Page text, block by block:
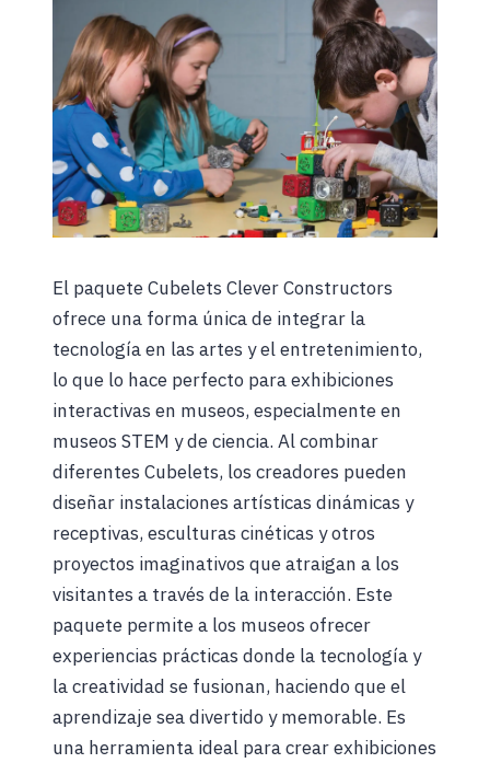
El paquete Cubelets Clever Constructors
ofrece una forma única de integrar la
tecnología en las artes y el entretenimiento,
lo que lo hace perfecto para exhibiciones
interactivas en museos, especialmente en
museos STEM y de ciencia. Al combinar
diferentes Cubelets, los creadores pueden
diseñar instalaciones artísticas dinámicas y
receptivas, esculturas cinéticas y otros
proyectos imaginativos que atraigan a los
visitantes a través de la interacción. Este
paquete permite a los museos ofrecer
experiencias prácticas donde la tecnología y
la creatividad se fusionan, haciendo que el
aprendizaje sea divertido y memorable. Es
una herramienta ideal para crear exhibiciones